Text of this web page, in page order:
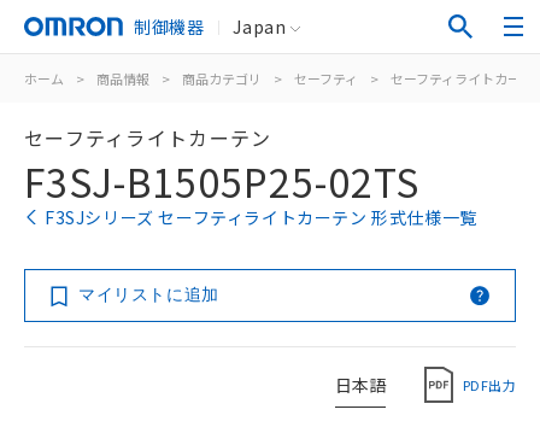
制御機器 Japan
ホーム > 商品情報 > 商品カテゴリ > セーフティ > セーフティライトカー
セーフティライトカーテン
F3SJ-B1505P25-02TS
F3SJシリーズ セーフティライトカーテン 形式仕様一覧
マイリストに追加
日本語 PDF出力